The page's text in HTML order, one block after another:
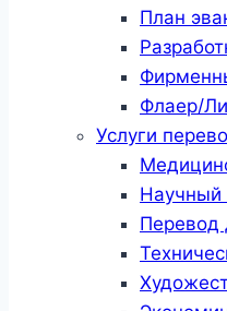
План
Флаер/
Услуги
Научный
Перевод